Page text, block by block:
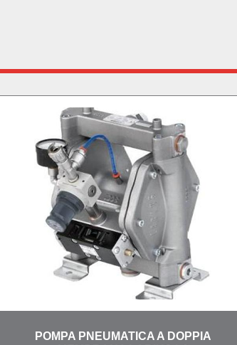
POMPA PNEUMATICA A DOPPIA